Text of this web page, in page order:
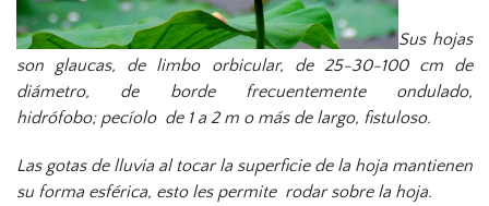
Sus hojas
son glaucas, de limbo orbicular, de 25-30-100 cm de
diámetro, de borde frecuentemente ondulado,
hidrófobo; pecíolo de 1 a 2 m o más de largo, fistuloso.
Las gotas de lluvia al tocar la superficie de la hoja mantienen
su forma esférica, esto les permite rodar sobre la hoja.